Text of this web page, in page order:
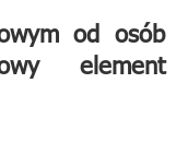
od osób
element